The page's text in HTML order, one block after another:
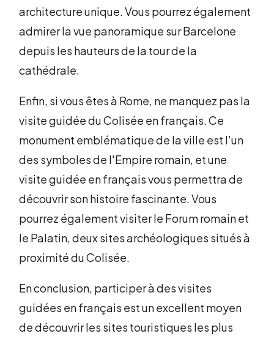
architecture unique. Vous pourrez également
admirer la vue panoramique sur Barcelone
depuis les hauteurs de la tour de la
cathédrale.
Enfin, si vous êtes à Rome, ne manquez pas la
visite guidée du Colisée en français. Ce
monument emblématique de la ville est l'un
des symboles de l'Empire romain, et une
visite guidée en français vous permettra de
découvrir son histoire fascinante. Vous
pourrez également visiter le Forum romain et
le Palatin, deux sites archéologiques situés à
proximité du Colisée.
En conclusion, participer à des visites
guidées en français est un excellent moyen
de découvrir les sites touristiques les plus